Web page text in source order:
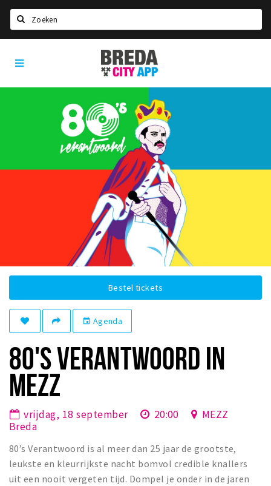
Home
Agenda
Nieuws, interviews & blogs
Winkels
Parkeren
Musea, theaters & podia
Uitjes & activiteiten
Toeristische routes
Natuurgebieden
Sport
Breda
City
App
Bestel tickets
event Agenda
80'S VERANTWOORD IN
MEZZ
vrijdag, 18 september 20:00
MEZZ
Breda
80’s Verantwoord is al meer dan 25 jaar de grootste,
leukste en kleurrijkste nacht bomvol credible knallers
uit een nooit vergeten tijd. Dompel je onder in de jaren